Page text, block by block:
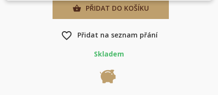
 PŘIDAT DO KOŠÍKU
favorite_border Přidat na seznam přání
Skladem